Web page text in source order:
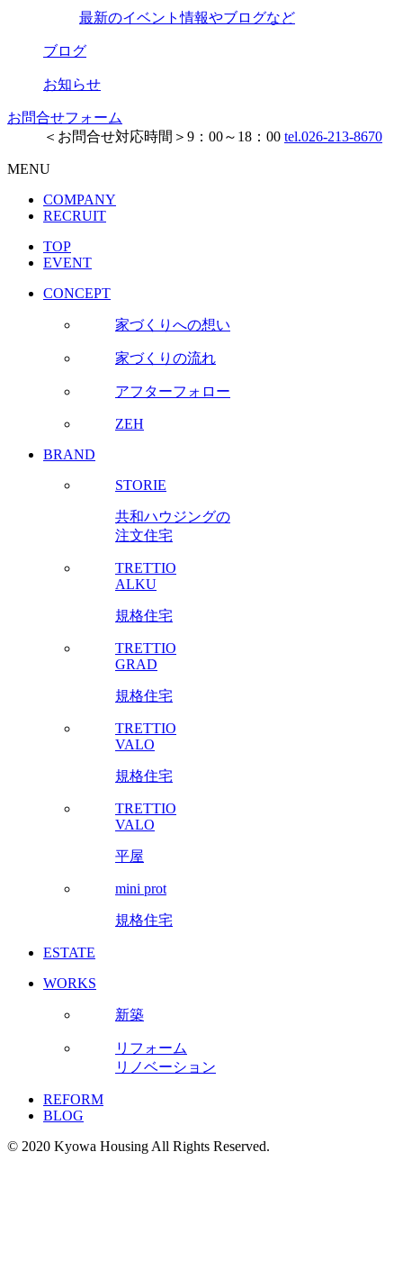
最新のイベント情報やブログなど
ブログ
お知らせ
お問合せフォーム
＜お問合せ対応時間＞9：00～18：00 tel.026-213-8670
MENU
COMPANY
RECRUIT
TOP
EVENT
CONCEPT
家づくりへの想い
家づくりの流れ
アフターフォロー
ZEH
BRAND
STORIE
共和ハウジングの
注文住宅
TRETTIO
ALKU
規格住宅
TRETTIO
GRAD
規格住宅
TRETTIO
VALO
規格住宅
TRETTIO
VALO
平屋
mini prot
規格住宅
ESTATE
WORKS
新築
リフォーム
リノベーション
REFORM
BLOG
© 2020 Kyowa Housing All Rights Reserved.